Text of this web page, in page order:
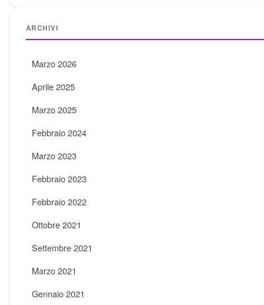
ARCHIVI
Marzo 2026
Aprile 2025
Marzo 2025
Febbraio 2024
Marzo 2023
Febbraio 2023
Febbraio 2022
Ottobre 2021
Settembre 2021
Marzo 2021
Gennaio 2021